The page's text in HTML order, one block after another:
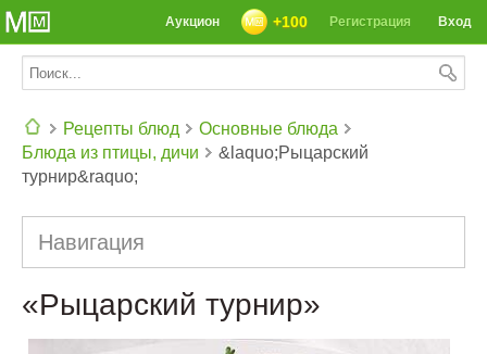
Вход
Регистрация
+100
Аукцион
Рецепты блюд
Основные блюда
Блюда из птицы, дичи
&laquo;Рыцарский
турнир&raquo;
Навигация
«Рыцарский турнир»